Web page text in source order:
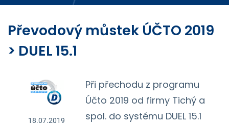
Převodový můstek ÚČTO 2019
> DUEL 15.1
18.07.2019
Při přechodu z programu
Účto 2019 od firmy Tichý a
spol. do systému DUEL 15.1